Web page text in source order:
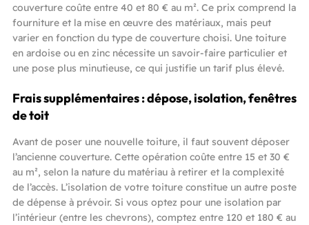
couverture coûte entre 40 et 80 € au m². Ce prix comprend la
fourniture et la mise en œuvre des matériaux, mais peut
varier en fonction du type de couverture choisi. Une toiture
en ardoise ou en zinc nécessite un savoir-faire particulier et
une pose plus minutieuse, ce qui justifie un tarif plus élevé.
Frais supplémentaires : dépose, isolation, fenêtres
de toit
Avant de poser une nouvelle toiture, il faut souvent déposer
l’ancienne couverture. Cette opération coûte entre 15 et 30 €
au m², selon la nature du matériau à retirer et la complexité
de l’accès. L’isolation de votre toiture constitue un autre poste
de dépense à prévoir. Si vous optez pour une isolation par
l’intérieur (entre les chevrons), comptez entre 120 et 180 € au